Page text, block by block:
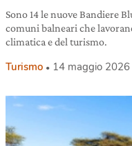
Sono 14 le nuove Bandiere
comuni balneari che
climatica e del turismo.
Turismo 14 maggio 2026